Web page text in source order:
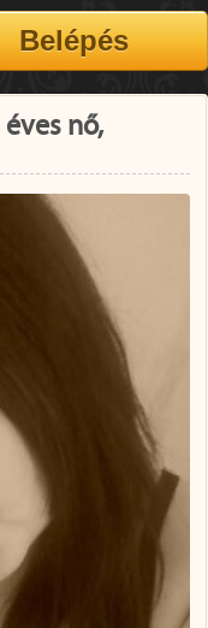
nő,